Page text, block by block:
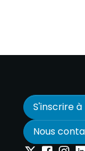
S'inscrire
Nous